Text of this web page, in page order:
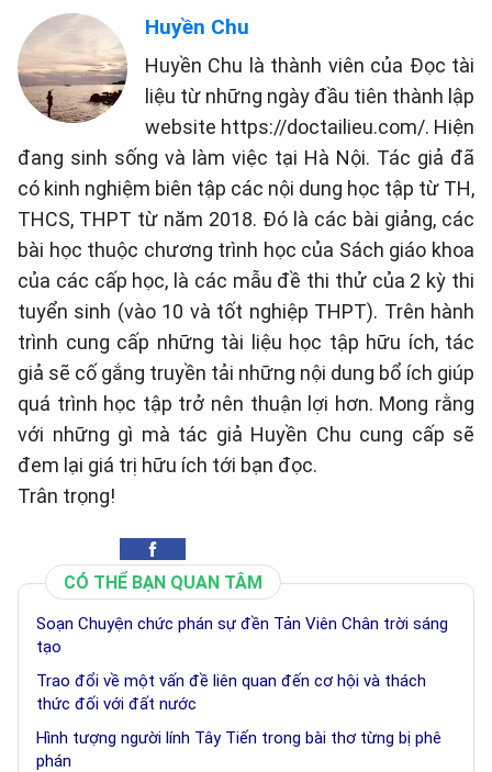
Huyền Chu
Huyền Chu là thành viên của Đọc tài
liệu từ những ngày đầu tiên thành lập
website https://doctailieu.com/. Hiện
đang sinh sống và làm việc tại Hà Nội. Tác giả đã
có kinh nghiệm biên tập các nội dung học tập từ TH,
THCS, THPT từ năm 2018. Đó là các bài giảng, các
bài học thuộc chương trình học của Sách giáo khoa
của các cấp học, là các mẫu đề thi thử của 2 kỳ thi
tuyển sinh (vào 10 và tốt nghiệp THPT). Trên hành
trình cung cấp những tài liệu học tập hữu ích, tác
giả sẽ cố gắng truyền tải những nội dung bổ ích giúp
quá trình học tập trở nên thuận lợi hơn. Mong rằng
với những gì mà tác giả Huyền Chu cung cấp sẽ
đem lại giá trị hữu ích tới bạn đọc.
Trân trọng!
CÓ THỂ BẠN QUAN TÂM
Soạn Chuyện chức phán sự đền Tản Viên Chân trời sáng
tạo
Trao đổi về một vấn đề liên quan đến cơ hội và thách
thức đối với đất nước
Hình tượng người lính Tây Tiến trong bài thơ từng bị phê
phán